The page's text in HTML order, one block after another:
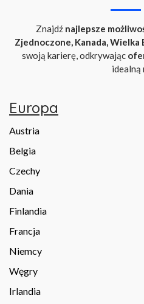
Znajdź najlepsze
Zjednoczone, Kanada, Wielka
swoją karierę, odkrywając
idealną
Europa
Austria
Belgia
Czechy
Dania
Finlandia
Francja
Niemcy
Węgry
Irlandia